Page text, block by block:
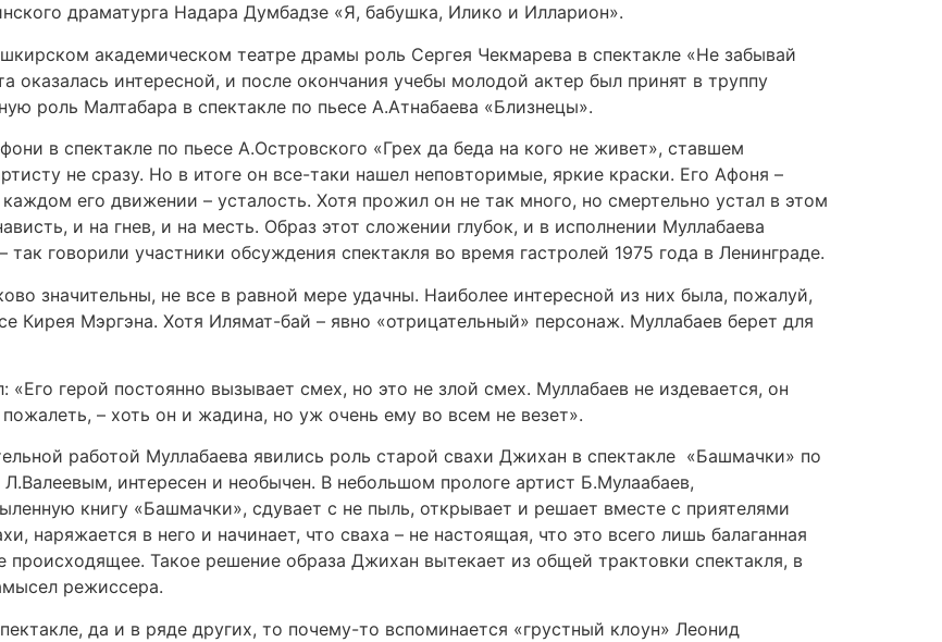
драматурга Надара Думбадзе «Я, бабушка, Илико и Илларион».
академическом театре драмы роль Сергея Чекмарева в спектакле «Не забывай
оказалась интересной, и после окончания учебы молодой актер был принят в труппу
роль Малтабара в спектакле по пьесе А.Атнабаева «Близнецы».
в спектакле по пьесе А.Островского «Грех да беда на кого не живет», ставшем
не сразу. Но в итоге он все-таки нашел неповторимые, яркие краски. Его Афоня –
его движении – усталость. Хотя прожил он не так много, но смертельно устал в этом
и на гнев, и на месть. Образ этот сложении глубок, и в исполнении Муллабаева
так говорили участники обсуждения спектакля во время гастролей 1975 года в Ленинграде.
значительны, не все в равной мере удачны. Наиболее интересной из них была, пожалуй,
Мэргэна. Хотя Илямат-бай – явно «отрицательный» персонаж. Муллабаев берет для
герой постоянно вызывает смех, но это не злой смех. Муллабаев не издевается, он
– хоть он и жадина, но уж очень ему во всем не везет».
работой Муллабаева явились роль старой свахи Джихан в спектакле «Башмачки» по
интересен и необычен. В небольшом прологе артист Б.Мулаабаев,
книгу «Башмачки», сдувает с не пыль, открывает и решает вместе с приятелями
наряжается в него и начинает, что сваха – не настоящая, что это всего лишь балаганная
происходящее. Такое решение образа Джихан вытекает из общей трактовки спектакля, в
режиссера.
да и в ряде других, то почему-то вспоминается «грустный клоун» Леонид